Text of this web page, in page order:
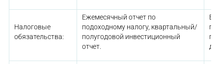
Налоговые
обязательства:
Ежемесячный отчет по
подоходному налогу, квартальный/
полугодовой инвестиционный
отчет.